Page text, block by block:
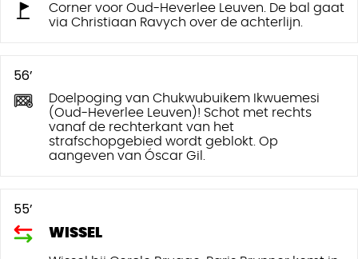
Corner voor Oud-Heverlee Leuven. De bal gaat
via Christiaan Ravych over de achterlijn.
56’
Doelpoging van Chukwubuikem Ikwuemesi
(Oud-Heverlee Leuven)! Schot met rechts
vanaf de rechterkant van het
strafschopgebied wordt geblokt. Op
aangeven van Óscar Gil.
55’
WISSEL